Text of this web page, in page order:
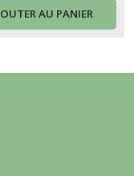
tailles. Camille
AU PANIER